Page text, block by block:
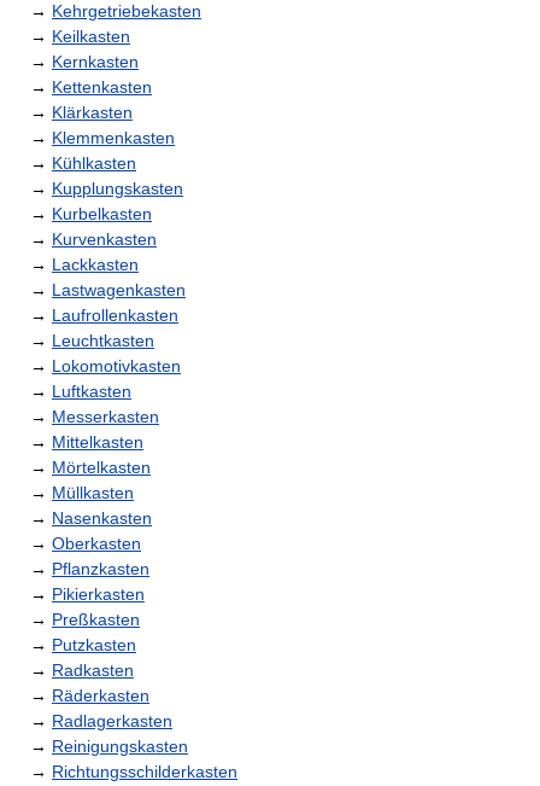
→ Kehrgetriebekasten
→ Keilkasten
→ Kernkasten
→ Kettenkasten
→ Klärkasten
→ Klemmenkasten
→ Kühlkasten
→ Kupplungskasten
→ Kurbelkasten
→ Kurvenkasten
→ Lackkasten
→ Lastwagenkasten
→ Laufrollenkasten
→ Leuchtkasten
→ Lokomotivkasten
→ Luftkasten
→ Messerkasten
→ Mittelkasten
→ Mörtelkasten
→ Müllkasten
→ Nasenkasten
→ Oberkasten
→ Pflanzkasten
→ Pikierkasten
→ Preßkasten
→ Putzkasten
→ Radkasten
→ Räderkasten
→ Radlagerkasten
→ Reinigungskasten
→ Richtungsschilderkasten